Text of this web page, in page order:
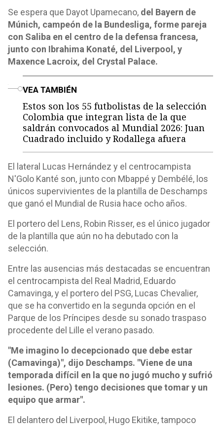
Se espera que Dayot Upamecano, del Bayern de
Múnich, campeón de la Bundesliga, forme pareja
con Saliba en el centro de la defensa francesa,
junto con Ibrahima Konaté, del Liverpool, y
Maxence Lacroix, del Crystal Palace.
VEA TAMBIÉN
Estos son los 55 futbolistas de la selección
Colombia que integran lista de la que
saldrán convocados al Mundial 2026: Juan
Cuadrado incluido y Rodallega afuera
El lateral Lucas Hernández y el centrocampista
N'Golo Kanté son, junto con Mbappé y Dembélé, los
únicos supervivientes de la plantilla de Deschamps
que ganó el Mundial de Rusia hace ocho años.
El portero del Lens, Robin Risser, es el único jugador
de la plantilla que aún no ha debutado con la
selección.
Entre las ausencias más destacadas se encuentran
el centrocampista del Real Madrid, Eduardo
Camavinga, y el portero del PSG, Lucas Chevalier,
que se ha convertido en la segunda opción en el
Parque de los Príncipes desde su sonado traspaso
procedente del Lille el verano pasado.
"Me imagino lo decepcionado que debe estar
(Camavinga)", dijo Deschamps. "Viene de una
temporada difícil en la que no jugó mucho y sufrió
lesiones. (Pero) tengo decisiones que tomar y un
equipo que armar".
El delantero del Liverpool, Hugo Ekitike, tampoco